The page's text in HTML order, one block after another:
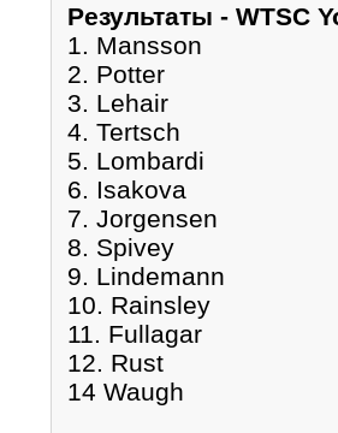
Pезультаты - WTSC
1. Mansson
2. Potter
3. Lehair
4. Tertsch
5. Lombardi
6. Isakova
7. Jorgensen
8. Spivey
9. Lindemann
10. Rainsley
11. Fullagar
12. Rust
14 Waugh